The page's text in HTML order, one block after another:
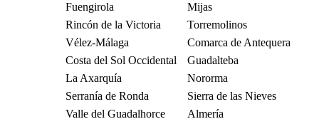
Fuengirola
Mijas
Rincón de la Victoria
Torremolinos
Vélez-Málaga
Comarca de Antequera
Costa del Sol Occidental
Guadalteba
La Axarquía
Nororma
Serranía de Ronda
Sierra de las Nieves
Valle del Guadalhorce
Almería